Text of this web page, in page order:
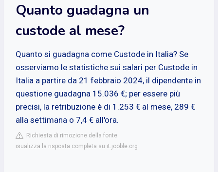
Quanto guadagna un
custode al mese?
Quanto si guadagna come Custode in Italia? Se
osserviamo le statistiche sui salari per Custode in
Italia a partire da 21 febbraio 2024, il dipendente in
questione guadagna 15.036 €; per essere più
precisi, la retribuzione è di 1.253 € al mese, 289 €
alla settimana o 7,4 € all'ora.
Richiesta di rimozione della fonte
isualizza la risposta completa su it.jooble.org